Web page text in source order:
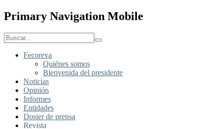
Primary Navigation Mobile
Fecoreva
Quiénes somos
Bienvenida del presidente
Noticias
Opinión
Informes
Entidades
Dosier de prensa
Revista